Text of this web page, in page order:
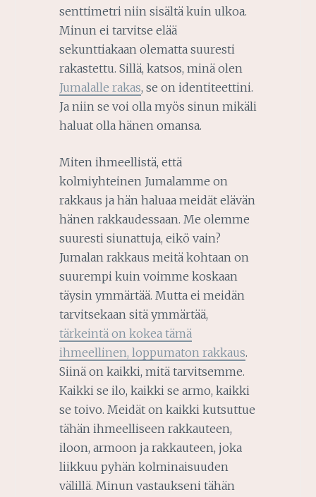
senttimetri niin sisältä kuin ulkoa.
Minun ei tarvitse elää
sekunttiakaan olematta suuresti
rakastettu. Sillä, katsos, minä olen
Jumalalle rakas, se on identiteettini.
Ja niin se voi olla myös sinun mikäli
haluat olla hänen omansa.
Miten ihmeellistä, että
kolmiyhteinen Jumalamme on
rakkaus ja hän haluaa meidät elävän
hänen rakkaudessaan. Me olemme
suuresti siunattuja, eikö vain?
Jumalan rakkaus meitä kohtaan on
suurempi kuin voimme koskaan
täysin ymmärtää. Mutta ei meidän
tarvitsekaan sitä ymmärtää,
tärkeintä on kokea tämä
ihmeellinen, loppumaton rakkaus.
Siinä on kaikki, mitä tarvitsemme.
Kaikki se ilo, kaikki se armo, kaikki
se toivo. Meidät on kaikki kutsuttue
tähän ihmeelliseen rakkauteen,
iloon, armoon ja rakkauteen, joka
liikkuu pyhän kolminaisuuden
välillä. Minun vastaukseni tähän